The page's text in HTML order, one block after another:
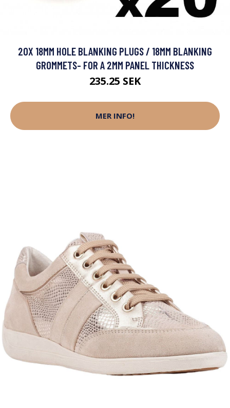
20X 18MM HOLE BLANKING PLUGS / 18MM BLANKING
GROMMETS- FOR A 2MM PANEL THICKNESS
235.25 SEK
MER INFO!